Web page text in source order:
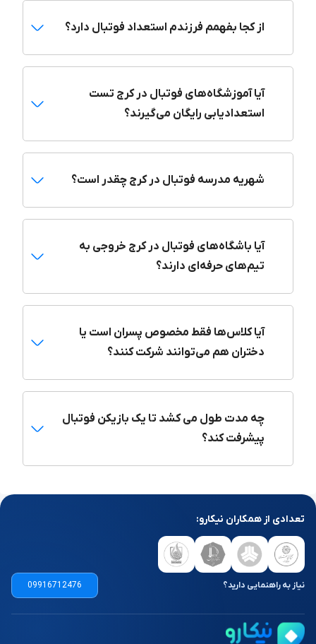
کرده است.
تخصصی برای هر بخش فوتبال، دروازه بانی، بدنسازی فوتبال و...
بهترین دورهای آموزشی را شکل دهد. این مدرسه از مدرس‌های
مدرسه فوتبال استعداد‌های درخشان در سال ۱۴۰۱ توانست مقام
نایب قهرمان لیگ کشوری را از آن خود کند. مدرسه فوتبال
استعداد‌های درخشان دارای امکاناتی مثل زمین چمن استاندارد،
چندین سالن فوتبال، سالن بدنسازی مجزا با مربی اختصاصی
بدنسازی و سالن فوتبال سرپوشیده است. مدرسه استعدادهای
درخشان البرز در ابتدای ورود فوتبال آموزان از آن‌ها تست فوتبال و
آزمون استعدادیابی رایگان می‌گیرد.
باشگاه فوتبال استعدادهای درخشان البرز در کنار همه این خدمات
آموزش‌های غیر ورزشی، روانشناسی، هدف‌گذاری و آینده‌نگری را هم
مدرسه فوتبال شیرانمهر البرز
مجموعه توسط آقای مرادی عجم، بازیکن اسبق لیگ برتر ایران
استعدادیابی و بدنسازی فوتبال تلاش می‌کند تا محیط آموزشی
خوبی را برای فوتبال آموزان ایجاد کند. مربیان این مجموعه با
تحصیلات مرتبط و مدرک مربیگری از کنفدراسیون فوتبال آسیا به
آموزش فوتبال آموزان می‌پردازند.
سال برگزار می‌شود. این کلاس‌ها با موضوعات آموزش حرفه‌ای
پست‌های مختلف فوتبال، آموزش اختصاصی دروازه‌بانی، کلاس‌های
از کجا بفهمم فرزندم استعداد فوتبال دارد؟
آیا آموزشگاه‌های فوتبال در کرج تست
استعدادیابی رایگان می‌گیرند؟
شهریه مدرسه فوتبال در کرج چقدر است؟
آیا باشگاه‌های فوتبال در کرج خروجی به
تیم‌های حرفه‌ای دارند؟
آیا کلاس‌ها فقط مخصوص پسران است یا
دختران هم می‌توانند شرکت کنند؟
چه مدت طول می کشد تا یک بازیکن فوتبال
پیشرفت کند؟
تعدادی از همکاران نیکارو:
نیاز به راهنمایی دارید؟ 09916712476